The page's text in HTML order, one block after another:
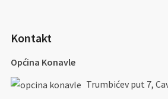
Kontakt
Općina Konavle
Trumbićev put 7,